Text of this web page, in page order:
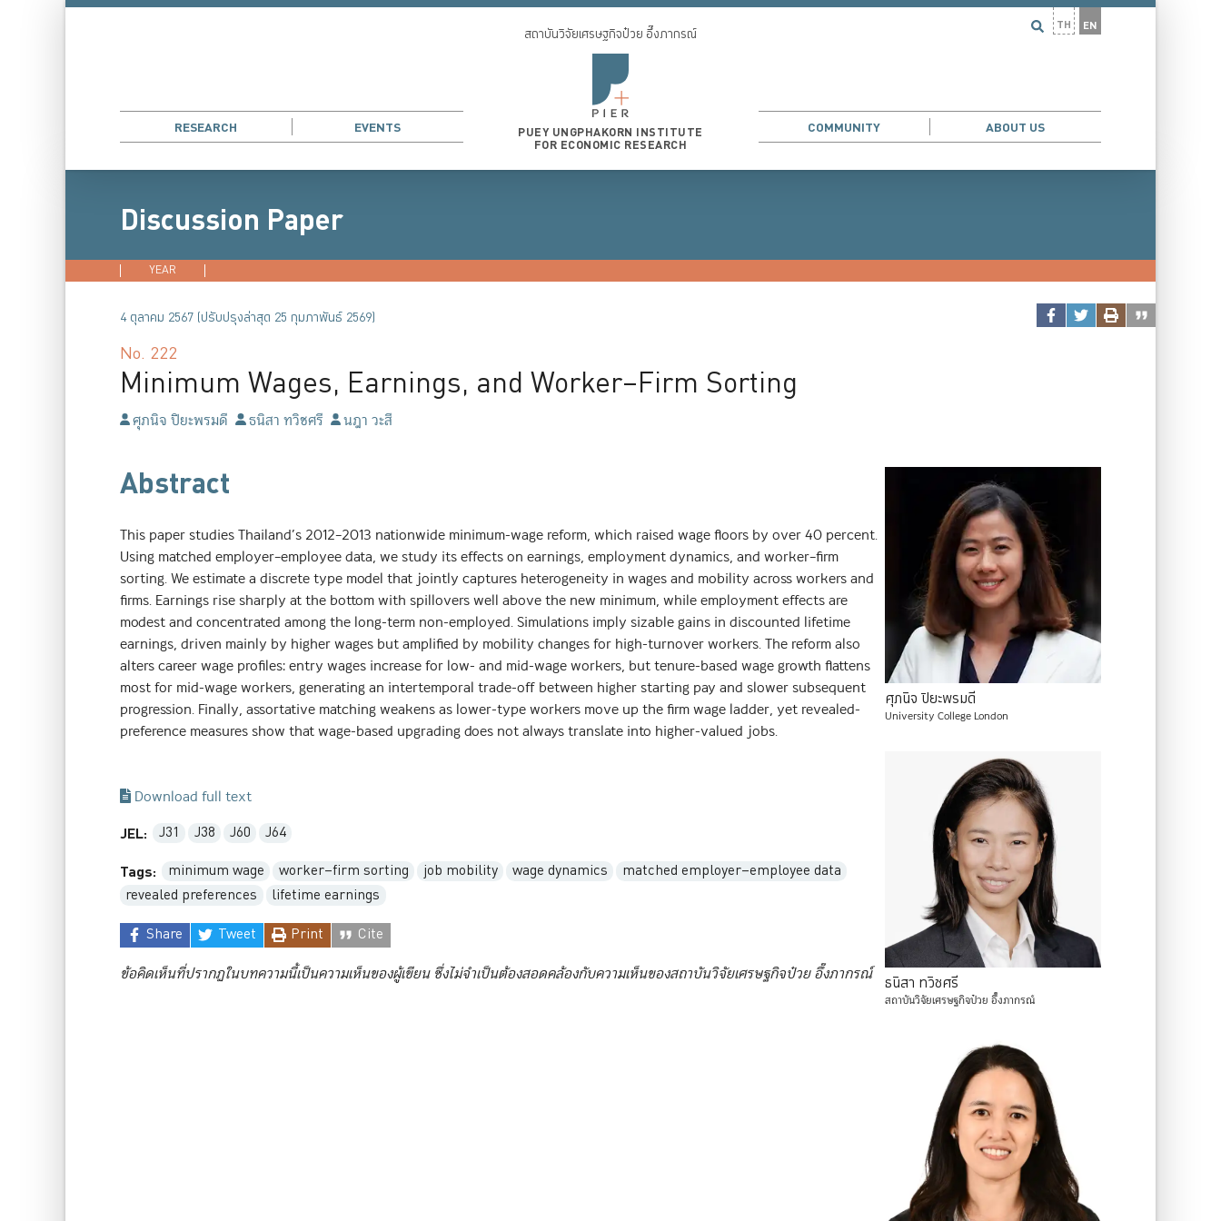
TH EN
RESEARCH EVENTS
สถาบันวิจัยเศรษฐกิจป๋วย อึ๊งภากรณ์
PUEY UNGPHAKORN INSTITUTE
FOR ECONOMIC RESEARCH
COMMUNITY ABOUT US
Discussion Paper
YEAR
4 ตุลาคม 2567 (ปรับปรุงล่าสุด 25 กุมภาพันธ์ 2569)
No. 222
Minimum Wages, Earnings, and Worker–Firm Sorting
ศุภนิจ ปิยะพรมดี ธนิสา ทวิชศรี นฎา วะสี
Abstract
This paper studies Thailand’s 2012–2013 nationwide minimum-wage reform, which raised wage floors by over 40 percent.
Using matched employer–employee data, we study its effects on earnings, employment dynamics, and worker–firm
sorting. We estimate a discrete type model that jointly captures heterogeneity in wages and mobility across workers and
firms. Earnings rise sharply at the bottom with spillovers well above the new minimum, while employment effects are
modest and concentrated among the long-term non-employed. Simulations imply sizable gains in discounted lifetime
earnings, driven mainly by higher wages but amplified by mobility changes for high-turnover workers. The reform also
alters career wage profiles: entry wages increase for low- and mid-wage workers, but tenure-based wage growth flattens
most for mid-wage workers, generating an intertemporal trade-off between higher starting pay and slower subsequent
progression. Finally, assortative matching weakens as lower-type workers move up the firm wage ladder, yet revealed-
preference measures show that wage-based upgrading does not always translate into higher-valued jobs.
Download full text
JEL:
J31 J38 J60 J64
Tags: minimum wage worker–firm sorting job mobility wage dynamics
matched employer–employee data
revealed preferences
lifetime earnings
Share
Tweet Print Cite
ข้อคิดเห็นที่ปรากฏในบทความนี้เป็นความเห็นของผู้เขียน ซึ่งไม่จำเป็นต้องสอดคล้องกับความเห็นของสถาบันวิจัยเศรษฐกิจป๋วยอึ๊งภากรณ์
ศุภนิจ ปิยะพรมดี
University College London
ธนิสา ทวิชศรี
สถาบันวิจัยเศรษฐกิจป๋วยอึ๊งภากรณ์